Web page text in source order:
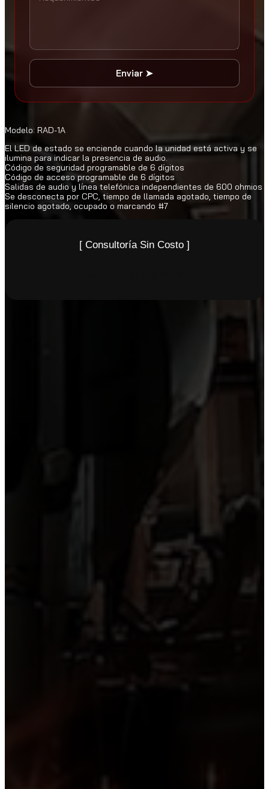
Enviar ➤
Modelo: RAD-1A
El LED de estado se enciende cuando la unidad está activa y se
ilumina para indicar la presencia de audio.
Código de seguridad programable de 6 dígitos
Código de acceso programable de 6 dígitos
Salidas de audio y línea telefónica independientes de 600 ohmios
Se desconecta por CPC, tiempo de llamada agotado, tiempo de
silencio agotado, ocupado o marcando #7
[ Consultoría Sin Costo ]